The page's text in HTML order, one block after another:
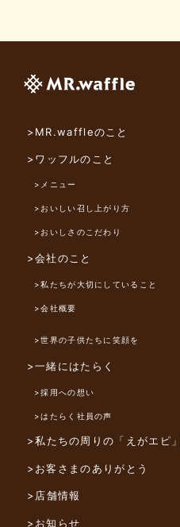
>MR.waffleのこと
>ワッフルのこと
>メニュー
>おいしい召し上がり方
>おいしさのこだわり
>会社のこと
>私たちが大切にしていること
>会社概要
>世界の子供たちに笑顔を
>一緒にはたらく
>採用への想い
>はたらく社員の声
>私たちの周りの「えがエピ
>お客さまのありがとう
>店舗情報
>お知らせ